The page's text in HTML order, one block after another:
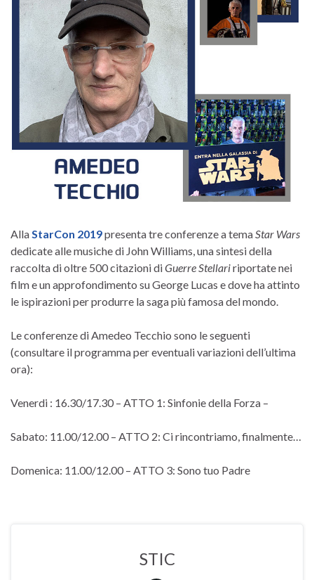
Alla StarCon 2019presenta tre conferenze a tema Star Wars
dedicate alle musiche di John Williams, una sintesi della
raccolta di oltre 500 citazioni diGuerre Stellaririportate nei
film e un approfondimento su George Lucas e dove ha attinto
le ispirazioni per produrre la saga più famosa del mondo.
Le conferenze di Amedeo Tecchio sono le seguenti
(consultare il programma per eventuali variazioni dell’ultima
ora):
Venerdi : 16.30/17.30 – ATTO 1: Sinfonie della Forza –
Sabato: 11.00/12.00 – ATTO 2: Ci rincontriamo, finalmente…
Domenica: 11.00/12.00 – ATTO 3: Sono tuo Padre
STIC